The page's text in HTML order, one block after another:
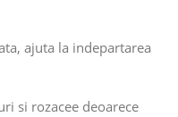
ajuta la indepartarea
si rozacee deoarece